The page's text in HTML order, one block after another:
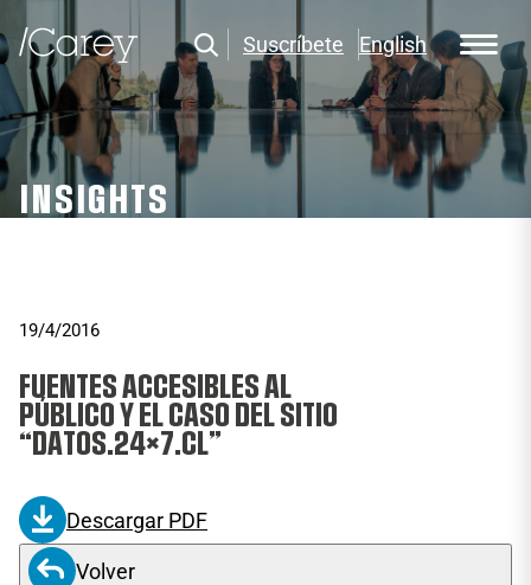
Suscríbete English
INSIGHTS
19/4/2016
FUENTES ACCESIBLES AL
PÚBLICO Y EL CASO DEL SITIO
“DATOS.24×7.CL”
Descargar PDF
Volver